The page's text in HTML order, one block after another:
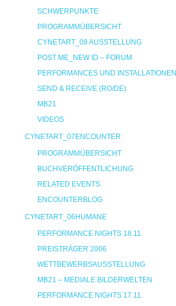
SCHWERPUNKTE
PROGRAMMÜBERSICHT
CYNETART_08 AUSSTELLUNG
POST ME_NEW ID – FORUM
PERFORMANCES UND INSTALLATIONEN
SEND & RECEIVE (RO/DE)
MB21
VIDEOS
CYNETART_07ENCOUNTER
PROGRAMMÜBERSICHT
BUCHVERÖFFENTLICHUNG
RELATED EVENTS
ENCOUNTERBLOG
CYNETART_06HUMANE
PERFORMANCE NIGHTS 18.11.
PREISTRÄGER 2006
WETTBEWERBSAUSSTELLUNG
MB21 – MEDIALE BILDERWELTEN
PERFORMANCE NIGHTS 17.11.